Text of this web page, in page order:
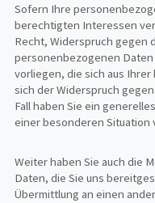
Sofern Ihre
berechtigten Interessen
Recht, Widerspruch gegen
personenbezogenen
vorliegen, die sich aus
sich der Widerspruch
Fall haben Sie ein
einer besonderen Situation
Weiter haben Sie auch die
Daten, die Sie uns
Übermittlung an einen